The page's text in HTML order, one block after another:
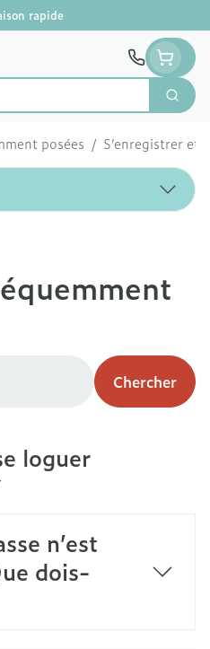
rapide
posées / S’enregistrer et
Chercher
Chercher
loguer
n’est
dois-